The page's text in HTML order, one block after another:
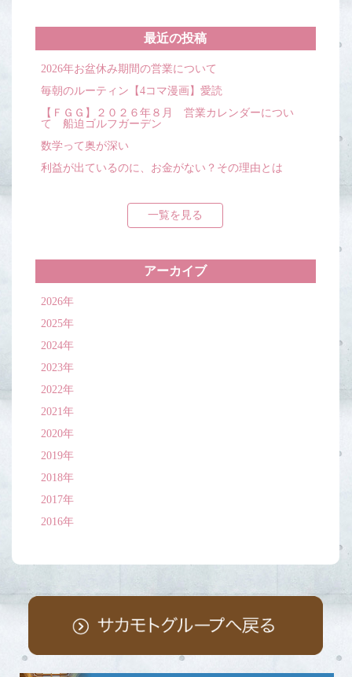
最近の投稿
2026年お盆休み期間の営業について
毎朝のルーティン【4コマ漫画】愛読
【ＦＧＧ】２０２６年８月 営業カレンダーについ
て 船迫ゴルフガーデン
数学って奥が深い
利益が出ているのに、お金がない？その理由とは
一覧を見る
アーカイブ
2026年
2025年
2024年
2023年
2022年
2021年
2020年
2019年
2018年
2017年
2016年